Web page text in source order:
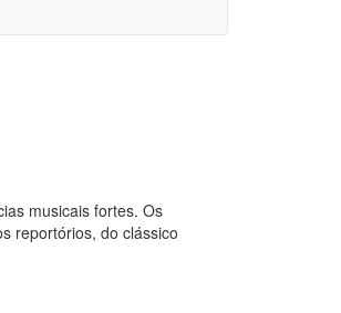
musicais fortes. Os
reportórios, do clássico